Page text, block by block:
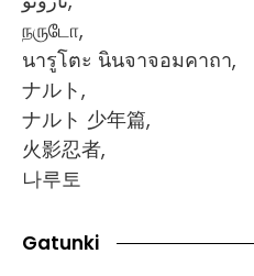
நருடோ,
นารูโตะ นินจาจอมคาถา,
ナルト,
ナルト 少年篇,
火影忍者,
나루토
Gatunki